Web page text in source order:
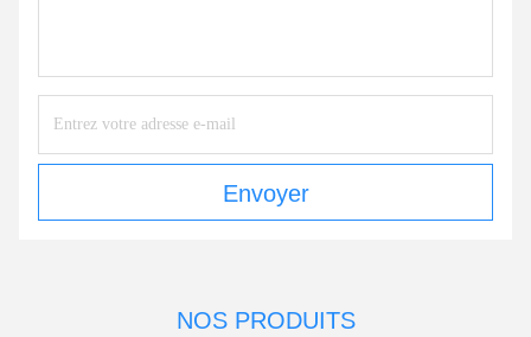
Envoyer
NOS PRODUITS